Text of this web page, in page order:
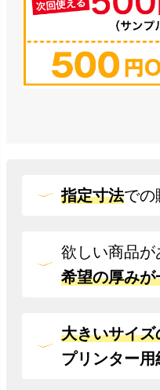
指定寸法での
欲しい商品が
希望の厚みが
大きいサイズ
プリンター用